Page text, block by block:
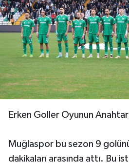
Erken Goller Oyunun
Muğlaspor bu sezon 9
dakikaları arasında attı. Bu